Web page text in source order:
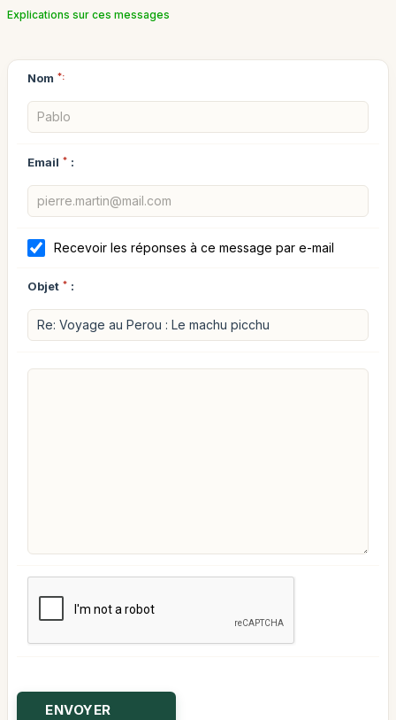
Explications sur ces messages
Nom *:
Email * :
Recevoir les réponses à ce message par e-mail
Objet * :